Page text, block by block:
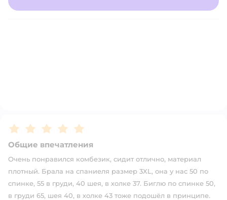
Рейтинг:5
Общие впечатления
Очень понравился комбезик, сидит отлично, материал
плотный. Брала на спаниеля размер 3XL, она у нас 50 по
спинке, 55 в груди, 40 шея, в холке 37. Биглю по спинке 50,
в груди 65, шея 40, в холке 43 тоже подошёл в принципе.